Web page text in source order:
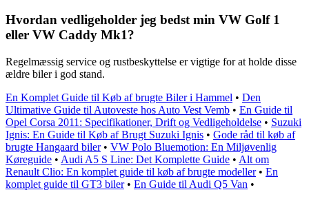
Hvordan vedligeholder jeg bedst min VW Golf 1
eller VW Caddy Mk1?
Regelmæssig service og rustbeskyttelse er vigtige for at holde disse
ældre biler i god stand.
En Komplet Guide til Køb af brugte Biler i Hammel • Den
Ultimative Guide til Autoveste hos Auto Vest Vemb • En Guide til
Opel Corsa 2011: Specifikationer, Drift og Vedligeholdelse • Suzuki
Ignis: En Guide til Køb af Brugt Suzuki Ignis • Gode råd til køb af
brugte Hangaard biler• VW Polo Bluemotion: En Miljøvenlig
Køreguide • Audi A5 S Line: Det Komplette Guide • Alt om
Renault Clio: En komplet guide til køb af brugte modeller• En
komplet guide til GT3 biler• En Guide til Audi Q5 Van •